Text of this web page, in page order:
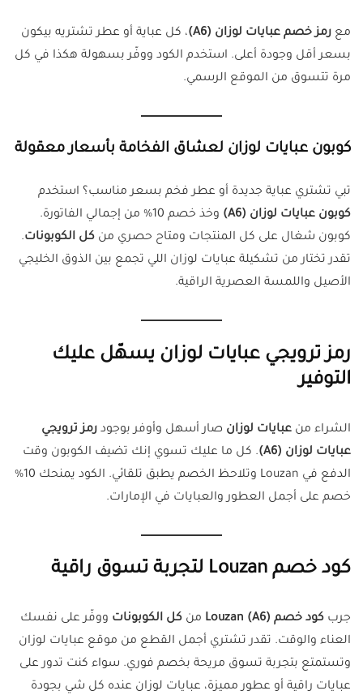
مع رمز خصم عبايات لوزان (A6)
، كل عباية أو عطر تشتريه بيكون
بسعر أقل وجودة أعلى. استخدم الكود ووفّر بسهولة هكذا في كل
مرة تتسوق من الموقع الرسمي.
كوبون عبايات لوزان لعشاق الفخامة بأسعار معقولة
تبي تشتري عباية جديدة أو عطر فخم بسعر مناسب؟ استخدم
كوبون عبايات لوزان (A6)
وخذ خصم 10% من إجمالي الفاتورة.
كوبون شغال على كل المنتجات ومتاح حصري من كل الكوبونات.
تقدر تختار من تشكيلة عبايات لوزان اللي تجمع بين الذوق الخليجي
الأصيل واللمسة العصرية الراقية.
رمز ترويجي عبايات لوزان يسهّل عليك
التوفير
الشراء من عبايات لوزان صار أسهل وأوفر بوجود رمز ترويجي
عبايات لوزان (A6)
. كل ما عليك تسوي إنك تضيف الكوبون وقت
الدفع في Louzan وتلاحظ الخصم يطبق تلقائي. الكود يمنحك 10%
خصم على أجمل العطور والعبايات في الإمارات.
كود خصم Louzan لتجربة تسوق راقية
جرب كود خصم Louzan (A6) من كل الكوبونات ووفّر على نفسك
العناء والوقت. تقدر تشتري أجمل القطع من موقع عبايات لوزان
وتستمتع بتجربة تسوق مريحة بخصم فوري. سواء كنت تدور على
عبايات راقية أو عطور مميزة، عبايات لوزان عنده كل شي بجودة